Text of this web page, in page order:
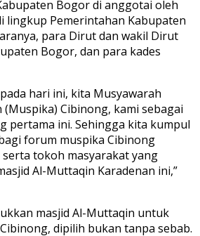
Bogor di anggotai oleh
lingkup Pemerintahan Kabupaten
para Dirut dan wakil Dirut
Bogor, dan para kades
hari ini, kita Musyawarah
(Muspika) Cibinong, kami sebagai
pertama ini. Sehingga kita kumpul
forum muspika Cibinong
tokoh masyarakat yang
Al-Muttaqin Karadenan ini,”
masjid Al-Muttaqin untuk
dipilih bukan tanpa sebab.